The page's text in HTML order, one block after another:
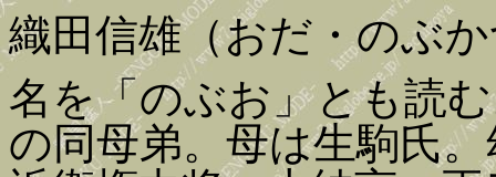
織田信雄（おだ・のぶ
名を「のぶお」とも読
の同母弟。母は生駒氏